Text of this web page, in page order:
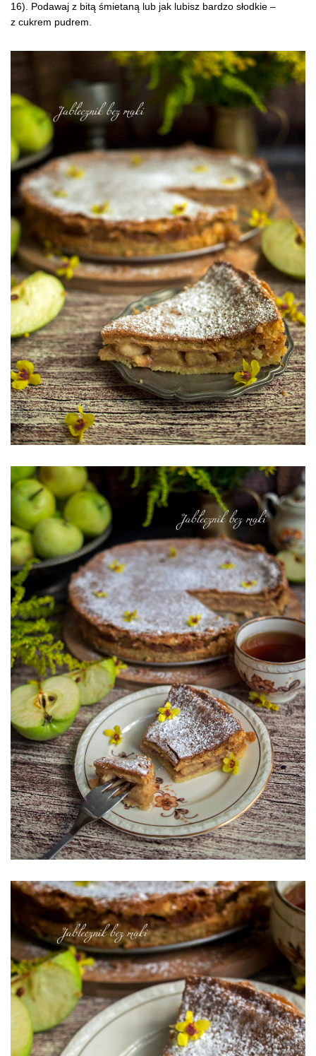
16). Podawaj z bitą śmietaną lub jak lubisz bardzo słodkie –
z cukrem pudrem.